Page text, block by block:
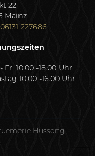
22
Mainz
06131 227686
Fr. 10.00 -18.00 Uhr
10.00 -16.00 Uhr
Hussong